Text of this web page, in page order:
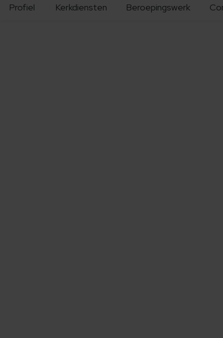
Profiel Kerkdiensten Beroepingswerk